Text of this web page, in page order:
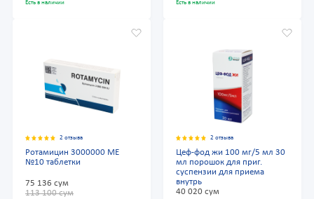
Есть в наличии Есть в наличии
2 отзыва
Ротамицин 3000000 МЕ
№10 таблетки
75 136 сум
113 100 сум
2 отзыва
Цеф-фод жи 100 мг/5 мл 30
мл порошок для приг.
суспензии для приема
внутрь
40 020 сум